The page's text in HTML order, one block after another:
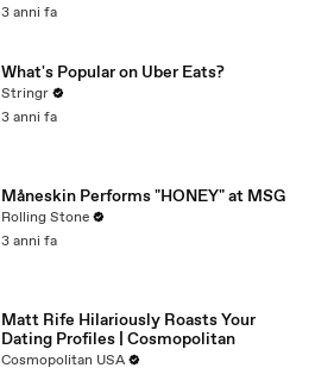
3 anni fa
What's Popular on Uber Eats?
Stringr
3 anni fa
Måneskin Performs "HONEY" at MSG
Rolling Stone
3 anni fa
Matt Rife Hilariously Roasts Your
Dating Profiles | Cosmopolitan
Cosmopolitan USA